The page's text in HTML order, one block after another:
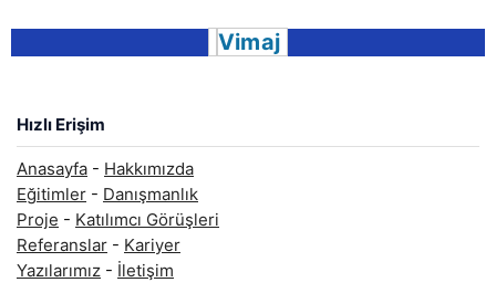
Vimaj
Hızlı Erişim
Anasayfa - Hakkımızda
Eğitimler - Danışmanlık
Proje - Katılımcı Görüşleri
Referanslar - Kariyer
Yazılarımız - İletişim